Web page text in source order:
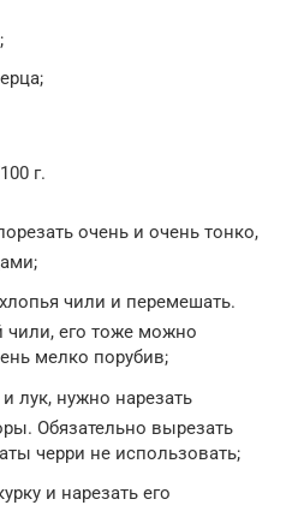
г.
очень и очень тонко,
чили и перемешать.
чили, его тоже можно
мелко порубив;
лук, нужно нарезать
Обязательно вырезать
черри не использовать;
и нарезать его